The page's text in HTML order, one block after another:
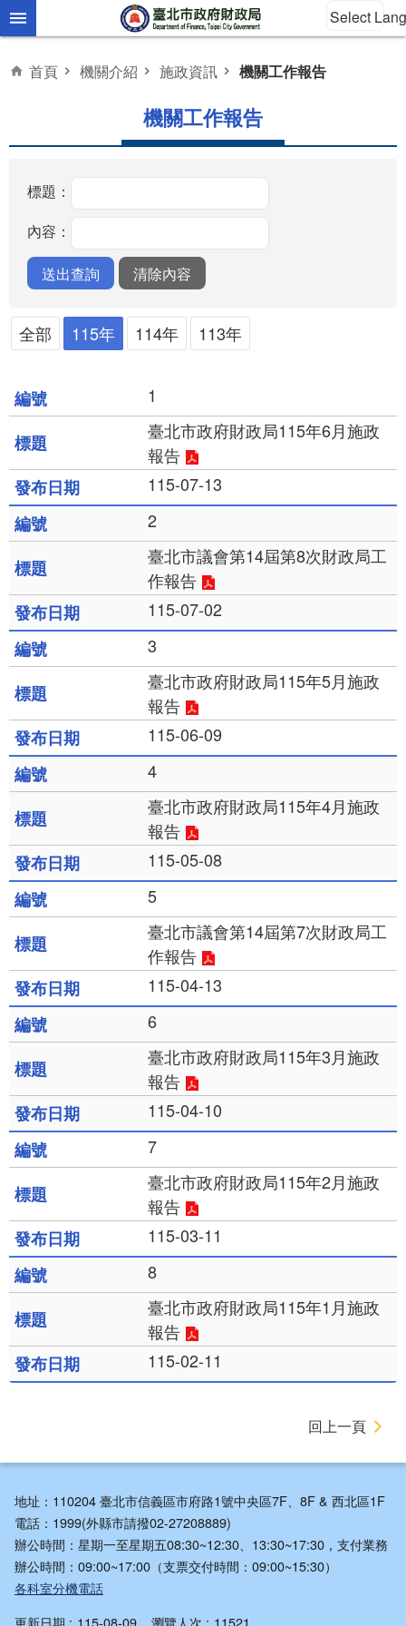
跳到主要內容區塊 Select
首頁 機關介紹 施政資訊 機關工作報告
機關工作報告
標題：
內容：
全部 115年 114年 113年
1
臺北市政府財政局115年6月施政
報告
115-07-13
2
臺北市議會第14屆第8次財政局工
作報告
115-07-02
3
臺北市政府財政局115年5月施政
報告
115-06-09
4
臺北市政府財政局115年4月施政
報告
115-05-08
5
臺北市議會第14屆第7次財政局工
作報告
115-04-13
6
臺北市政府財政局115年3月施政
報告
115-04-10
7
臺北市政府財政局115年2月施政
報告
115-03-11
8
臺北市政府財政局115年1月施政
報告
115-02-11
回上一頁
地址：110204 臺北市信義區市府路1號中央區7F、8F & 西北區1F
電話：1999(外縣市請撥02-27208889)
辦公時間：星期一至星期五08:30~12:30、13:30~17:30，支付業務
辦公時間：09:00~17:00（支票交付時間：09:00~15:30）
各科室分機電話
更新日期
115-08-09 瀏覽人次 11521